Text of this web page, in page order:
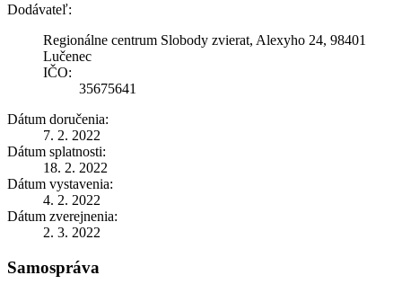
Dodávateľ:
Regionálne centrum Slobody zvierat, Alexyho 24, 98401
Lučenec
IČO:
35675641
Dátum doručenia:
7. 2. 2022
Dátum splatnosti:
18. 2. 2022
Dátum vystavenia:
4. 2. 2022
Dátum zverejnenia:
2. 3. 2022
Samospráva